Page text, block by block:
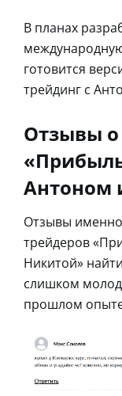
В планах
готовится
трейдинг с
Отзывы о
Антоном
Отзывы
трейдеров
Никитой»
слишком
прошлом